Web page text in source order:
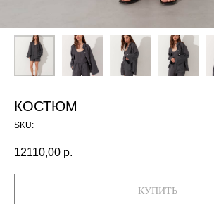
КОСТЮМ
SKU:
12110,00 р.
КУПИТЬ